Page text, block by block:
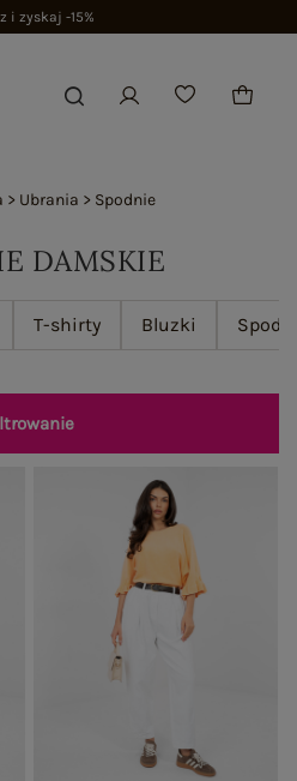
i zyskaj -15%
Ubrania > Spodnie
DAMSKIE
T-shirty Bluzki